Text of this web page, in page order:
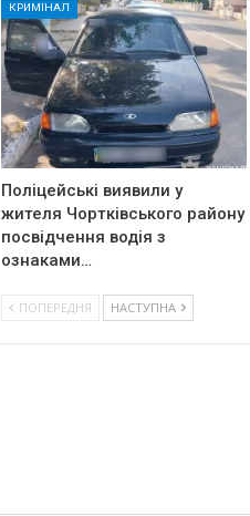
КРИМІНАЛ
Поліцейські виявили у
жителя Чортківського району
посвідчення водія з
ознаками…
ПОПЕРЕДНЯ НАСТУПНА